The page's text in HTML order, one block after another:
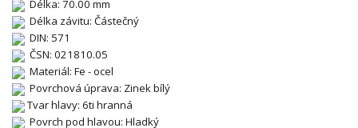
Délka: 70.00 mm
Délka závitu: Částečný
DIN: 571
ČSN: 021810.05
Materiál: Fe - ocel
Povrchová úprava: Zinek bílý
Tvar hlavy: 6ti hranná
Povrch pod hlavou: Hladký